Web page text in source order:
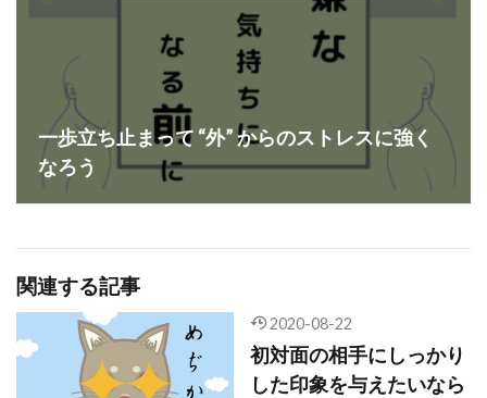
一歩立ち止まって “外” からのストレスに強く
なろう
関連する記事
2020-08-22
初対面の相手にしっかり
した印象を与えたいなら